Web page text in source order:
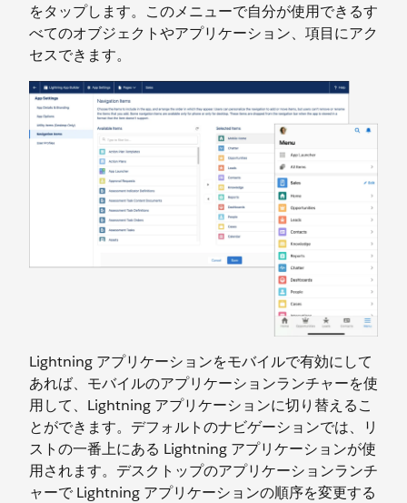
をタップします。このメニューで自分が使用できるす
べてのオブジェクトやアプリケーション、項目にアク
セスできます。
Lightning アプリケーションをモバイルで有効にして
あれば、モバイルのアプリケーションランチャーを使
用して、Lightning アプリケーションに切り替えるこ
とができます。デフォルトのナビゲーションでは、リ
ストの一番上にある Lightning アプリケーションが使
用されます。デスクトップのアプリケーションランチ
ャーで Lightning アプリケーションの順序を変更する